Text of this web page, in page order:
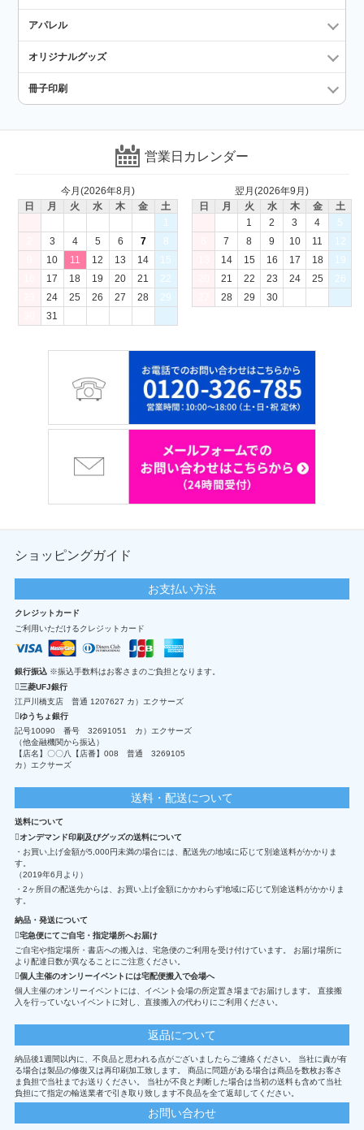
アパレル
オリジナルグッズ
冊子印刷
営業日カレンダー
今月(2026年8月)
日
月 火 水 木 金
土
1
3 4 5 6 7
8
10 11 12 13 14
15
17 18 19 20 21
22
24 25 26 27 28
29
31
翌月(2026年9月)
日
月 火 水 木 金
土
1
2 3 4
5
7 8 9 10 11
12
14 15 16 17 18
19
21 22 23 24 25
26
28 29 30
ショッピングガイド
お支払い方法
クレジットカード
ご利用いただけるクレジットカード
銀行振込 ※振込手数料はお客さまのご負担となります。
三菱UFJ銀行
江戸川橋支店 普通 1207627 カ）エクサーズ
ゆうちょ銀行
記号10090 番号 32691051 カ）エクサーズ
（他金融機関から振込）
【店名】〇〇八【店番】008 普通 3269105
カ）エクサーズ
送料・配送について
送料について
オンデマンド印刷及びグッズの送料について
・お買い上げ金額が5,000円未満の場合には、配送先の地域に応じて別途送料がかかりま
す。
（2019年6月より）
・2ヶ所目の配送先からは、お買い上げ金額にかかわらず地域に応じて別途送料がかかりま
す。
納品・発送について
宅急便にてご自宅・指定場所へお届け
ご自宅や指定場所・書店への搬入は、宅急便のご利用を受け付けています。 お届け場所に
より配達日数が異なることにご注意ください。
個人主催のオンリーイベントには宅配便搬入で会場へ
個人主催のオンリーイベントには、イベント会場の所定置き場までお届けします。 直接搬
入を行っていないイベントに対し、直接搬入の代わりにご利用ください。
返品について
納品後1週間以内に、不良品と思われる点がございましたらご連絡ください。 当社に責が有
る場合は製品の修復又は再印刷加工致します。 商品に問題がある場合は商品を数枚お客さ
ま負担で当社までお送りください。 当社が不良と判断した場合は当初の送料も含めて当社
負担にて指定の輸送業者で引き取り致します不良品を全て返却してください。
お問い合わせ